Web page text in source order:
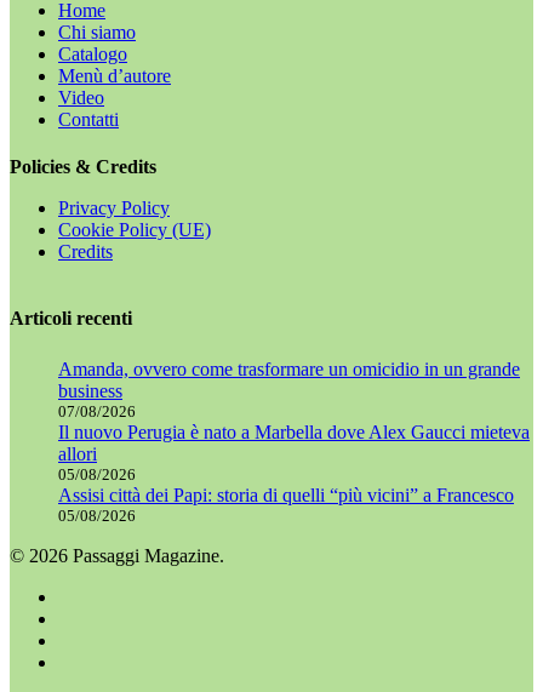
Home
Chi siamo
Catalogo
Menù d’autore
Video
Contatti
Policies & Credits
Privacy Policy
Cookie Policy (UE)
Credits
Articoli recenti
Amanda, ovvero come trasformare un omicidio in un grande
business
07/08/2026
Il nuovo Perugia è nato a Marbella dove Alex Gaucci mieteva
allori
05/08/2026
Assisi città dei Papi: storia di quelli “più vicini” a Francesco
05/08/2026
© 2026 Passaggi Magazine.